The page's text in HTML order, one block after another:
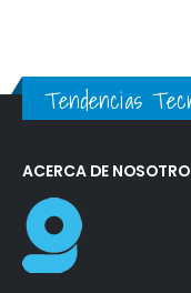
Tendencias
ACERCA DE